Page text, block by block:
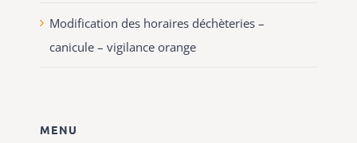
Modification des horaires déchèteries –
canicule – vigilance orange
MENU